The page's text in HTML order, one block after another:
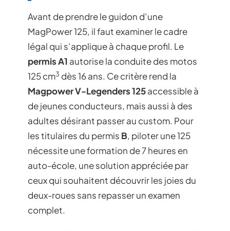
Avant de prendre le guidon d’une
MagPower 125, il faut examiner le cadre
légal qui s’applique à chaque profil. Le
permis A1 autorise la conduite des motos
125 cm3 dès 16 ans. Ce critère rend la
Magpower V-Legenders 125accessible à
de jeunes conducteurs, mais aussi à des
adultes désirant passer au custom. Pour
les titulaires du permis B, piloter une 125
nécessite une formation de 7 heures en
auto-école, une solution appréciée par
ceux qui souhaitent découvrir les joies du
deux-roues sans repasser un examen
complet.